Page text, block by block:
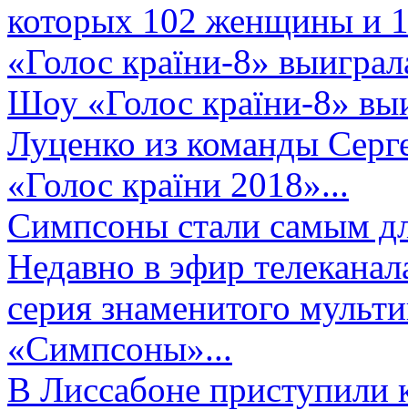
которых 102 женщины и
«Голос країни-8»
Шоу «Голос країни-8»
Луценко из команды
«Голос країни 2018»...
Симпсоны стали самым
Недавно в эфир
серия знаменитого
«Симпсоны»...
В Лиссабоне приступили